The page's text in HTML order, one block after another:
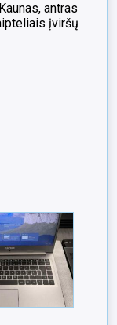
antras
įviršų